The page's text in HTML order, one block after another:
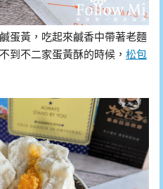
蛋黃，吃起來鹹香中帶著老麵
到不二家蛋黃酥的時候， 松包